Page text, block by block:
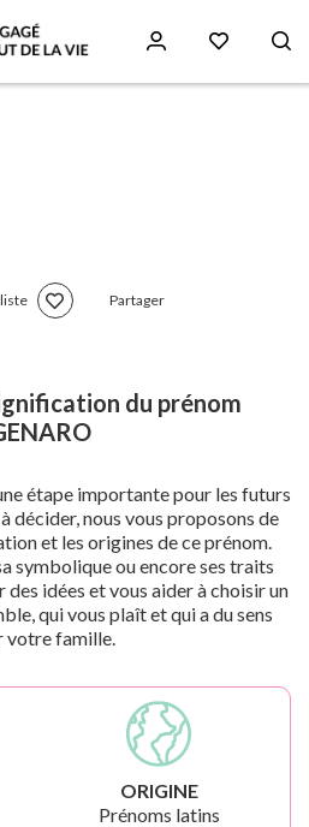
Partager
du prénom
étape importante pour les futurs
décider, nous vous proposons de
et les origines de ce prénom.
symbolique ou encore ses traits
des idées et vous aider à choisir un
qui vous plaît et qui a du sens
votre famille.
ORIGINE
Prénoms latins